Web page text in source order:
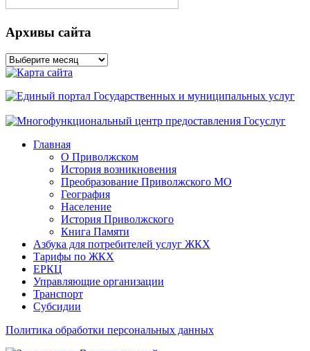
Архивы сайта
Архивы
сайта
Главная
О Приволжском
История возникновения
Преобразование Приволжского МО
География
Население
История Приволжского
Книга Памяти
Азбука для потребителей услуг ЖКХ
Тарифы по ЖКХ
ЕРКЦ
Управляющие организации
Транспорт
Субсидии
Политика обработки персональных данных